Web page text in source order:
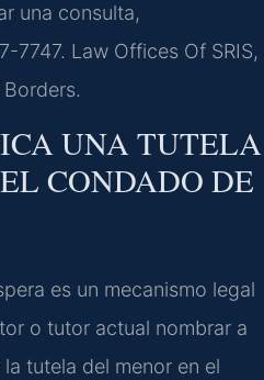
una consulta,
7747. Law Offices Of SRIS,
UNA TUTELA
CONDADO DE
es un mecanismo legal
o tutor actual nombrar a
tutela del menor en el